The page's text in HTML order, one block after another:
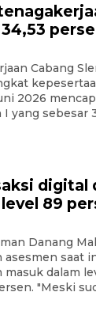
Cabang
2026
yang sebesar
digital
89
Danang
asesmen saat
dalam
"Meski